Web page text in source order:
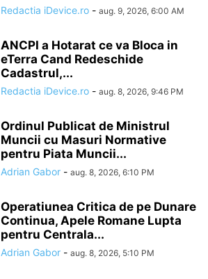
Redactia iDevice.ro - aug. 9, 2026, 6:00 AM
ANCPI a Hotarat ce va Bloca in
eTerra Cand Redeschide
Cadastrul,...
Redactia iDevice.ro - aug. 8, 2026, 9:46 PM
Ordinul Publicat de Ministrul
Muncii cu Masuri Normative
pentru Piata Muncii...
Adrian Gabor - aug. 8, 2026, 6:10 PM
Operatiunea Critica de pe Dunare
Continua, Apele Romane Lupta
pentru Centrala...
Adrian Gabor - aug. 8, 2026, 5:10 PM